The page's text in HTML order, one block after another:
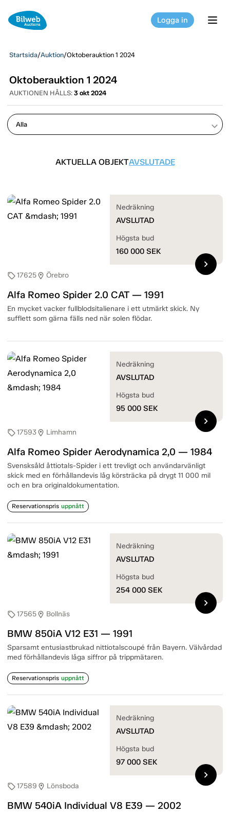
Logga in
Startsida/Auktion/Oktoberauktion 1 2024
Oktoberauktion 1 2024
AUKTIONEN HÅLLS: 3 okt 2024
keyboard_arrow_down
AKTUELLA OBJEKTAVSLUTADE
sell17625location_on Örebro
Alfa Romeo Spider 2.0 CAT — 1991
En mycket vacker fullblodsitalienare i ett utmärkt skick. Ny
sufflett som gärna fälls ned när solen flödar.
Nedräkning
AVSLUTAD
Högsta bud
160 000 SEK
chevron_right
sell17593location_on Limhamn
Alfa Romeo Spider Aerodynamica 2,0 — 1984
Svensksåld åttiotals-Spider i ett trevligt och användarvänligt
skick med en förhållandevis låg körsträcka på drygt 11 000 mil
och en bra originaldokumentation.
Reservationspris uppnått
Nedräkning
AVSLUTAD
Högsta bud
95 000 SEK
chevron_right
sell17565location_on Bollnäs
BMW 850iA V12 E31 — 1991
Sparsamt entusiastbrukad nittiotalscoupé från Bayern. Välvårdad
med förhållandevis låga siffror på trippmätaren.
Reservationspris uppnått
Nedräkning
AVSLUTAD
Högsta bud
254 000 SEK
chevron_right
sell17589 location_on Lönsboda
BMW 540iA Individual V8 E39 — 2002
Nedräkning
AVSLUTAD
Högsta bud
97 000 SEK
chevron_right